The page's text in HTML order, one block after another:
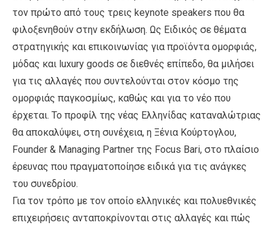
τον πρώτο από τους τρεις keynote speakers που θα
φιλοξενηθούν στην εκδήλωση. Ως Ειδικός σε θέματα
στρατηγικής και επικοινωνίας για προϊόντα ομορφιάς,
μόδας και luxury goods σε διεθνές επίπεδο, θα μιλήσει
για τις αλλαγές που συντελούνται στον κόσμο της
ομορφιάς παγκοσμίως, καθώς και για το νέο που
έρχεται. Το προφίλ της νέας Ελληνίδας καταναλώτριας
θα αποκαλύψει, στη συνέχεια, η Ξένια Κούρτογλου,
Founder & Managing Partner της Focus Bari, στο πλαίσιο
έρευνας που πραγματοποίησε ειδικά για τις ανάγκες
του συνεδρίου.
Για τον τρόπο με τον οποίο ελληνικές και πολυεθνικές
επιχειρήσεις ανταποκρίνονται στις αλλαγές και πώς